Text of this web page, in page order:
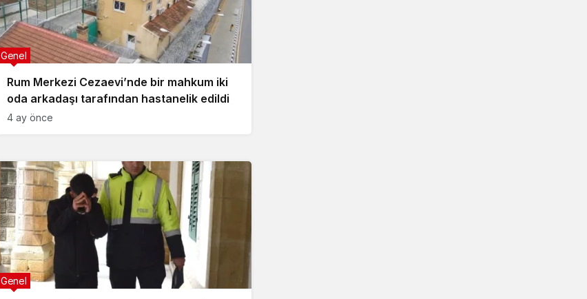
Rum Merkezi Cezaevi’nde bir mahkum iki
oda arkadaşı tarafından hastanelik edildi
Genel
4 ay önce
Genel